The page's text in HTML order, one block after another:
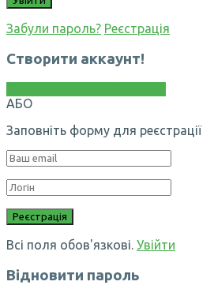
Забули пароль? Реєстрація
Створити аккаунт!
АБО
Заповніть форму для реєстрації
Всі поля обов'язкові. Увійти
Відновити пароль